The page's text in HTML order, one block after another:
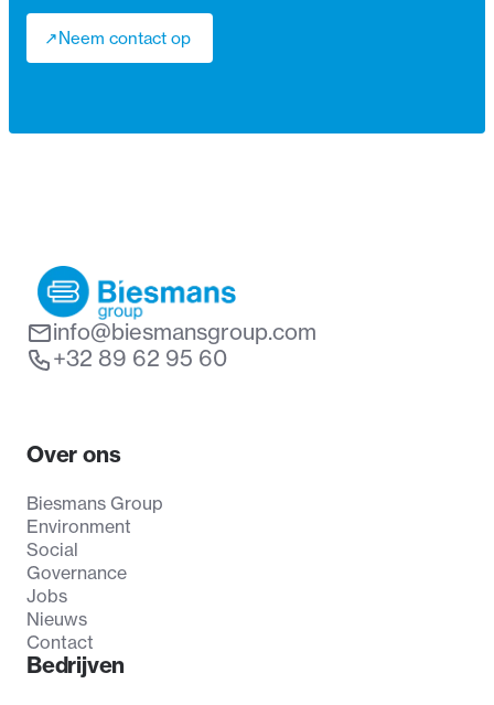
↗
↗
Neem contact op
info@biesmansgroup.com
+32 89 62 95 60
Over ons
Biesmans Group
Environment
Social
Governance
Jobs
Nieuws
Contact
Bedrijven